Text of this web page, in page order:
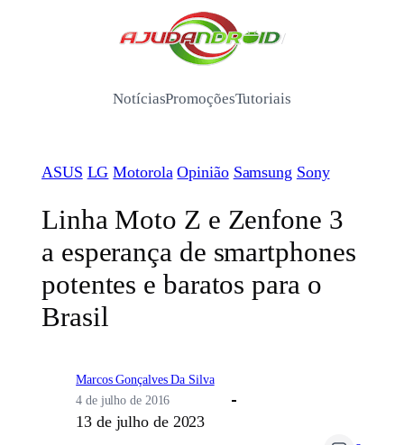
/
NotíciasPromoçõesTutoriais
ASUS LG Motorola Opinião Samsung Sony
Linha Moto Z e Zenfone 3
a esperança de smartphones
potentes e baratos para o
Brasil
Marcos Gonçalves Da Silva
4 de julho de 2016
13 de julho de 2023